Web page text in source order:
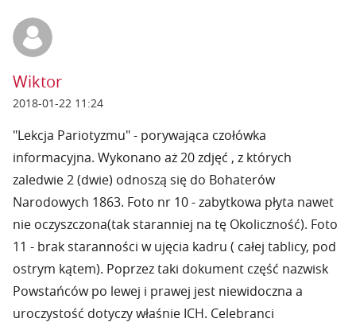
Wiktor
2018-01-22 11:24
"Lekcja Pariotyzmu" - porywająca czołówka
informacyjna. Wykonano aż 20 zdjęć , z których
zaledwie 2 (dwie) odnoszą się do Bohaterów
Narodowych 1863. Foto nr 10 - zabytkowa płyta nawet
nie oczyszczona(tak staranniej na tę Okoliczność). Foto
11 - brak staranności w ujęcia kadru ( całej tablicy, pod
ostrym kątem). Poprzez taki dokument część nazwisk
Powstańców po lewej i prawej jest niewidoczna a
uroczystość dotyczy właśnie ICH. Celebranci